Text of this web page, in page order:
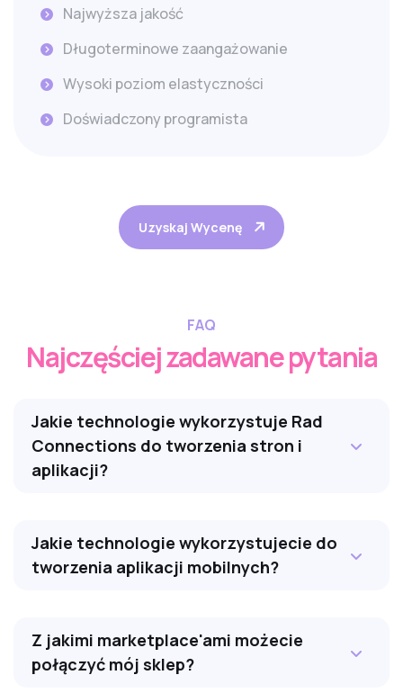
Najwyższa jakość
Długoterminowe zaangażowanie
Wysoki poziom elastyczności
Doświadczony programista
Uzyskaj Wycenę
FAQ
Najczęściej zadawane pytania
Jakie technologie wykorzystuje Rad
Connections do tworzenia stron i
aplikacji?
Jakie technologie wykorzystujecie do
tworzenia aplikacji mobilnych?
Z jakimi marketplace'ami możecie
połączyć mój sklep?